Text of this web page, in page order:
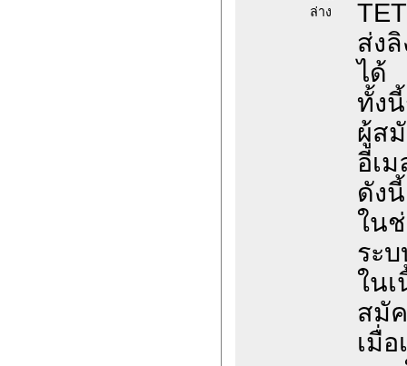
ล่าง
ส่ง
ได้
ทั้ง
ผู้ส
อีเ
ดังนี้
ใน
ระ
ใน
สมั
เมื่